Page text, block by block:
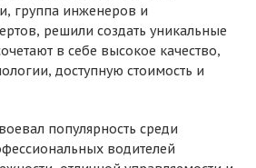
группа инженеров и
решили создать уникальные
в себе высокое качество,
доступную стоимость и
популярность среди
водителей